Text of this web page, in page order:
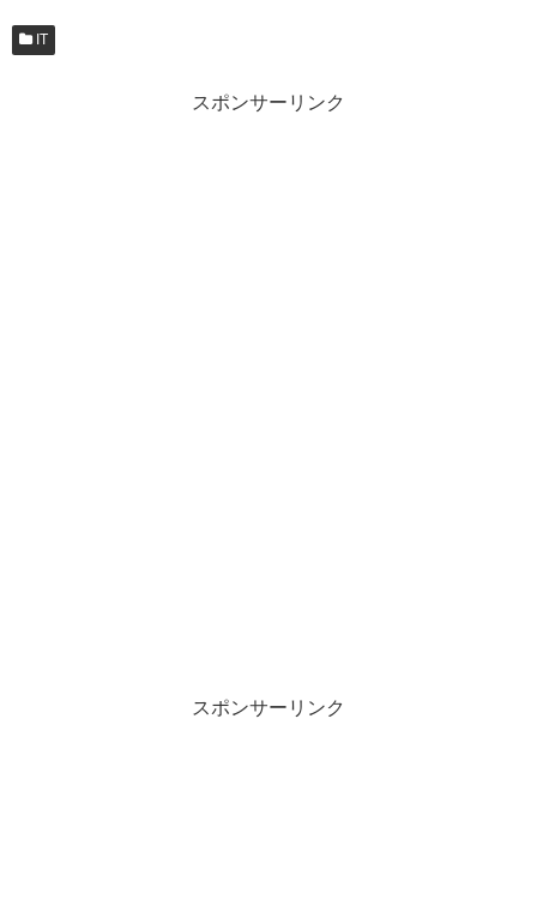
IT
スポンサーリンク
スポンサーリンク